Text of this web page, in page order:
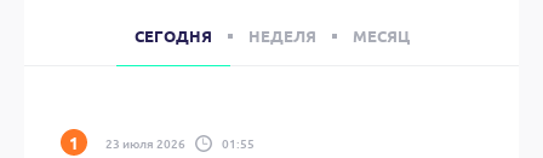
СЕГОДНЯ НЕДЕЛЯ МЕСЯЦ
23 июля 2026 01:55